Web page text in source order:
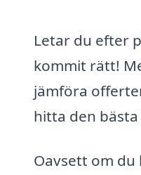
Letar du efter
kommit rätt!
jämföra
hitta den
Oavsett om